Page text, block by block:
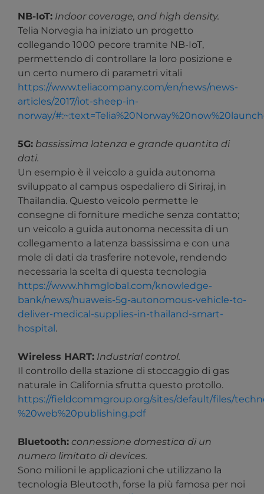
NB-IoT: Indoor coverage, and high density.
Telia Norvegia ha iniziato un progetto
collegando 1000 pecore tramite NB-IoT,
permettendo di controllare la loro posizione e
un certo numero di parametri vitali
https://www.teliacompany.com/en/news/news-
articles/2017/iot-sheep-in-
norway/
5G: bassissima latenza e grande quantita di
dati.
Un esempio è il veicolo a guida autonoma
sviluppato al campus ospedaliero di Siriraj, in
Thailandia. Questo veicolo permette le
consegne di forniture mediche senza contatto;
un veicolo a guida autonoma necessita di un
collegamento a latenza bassissima e con una
mole di dati da trasferire notevole, rendendo
necessaria la scelta di questa tecnologia
https://www.hhmglobal.com/knowledge-
bank/news/huaweis-5g-autonomous-vehicle-to-
deliver-medical-supplies-in-thailand-smart-
hospital.
Wireless HART: Industrial control.
Il controllo della stazione di stoccaggio di gas
naturale in California sfrutta questo protollo.
https://fieldcommgroup.org/sites/default/files/
%20web%20publishing.pdf
Bluetooth: connessione domestica di un
numero limitato di devices.
Sono milioni le applicazioni che utilizzano la
tecnologia Bleutooth, forse la più famosa per noi